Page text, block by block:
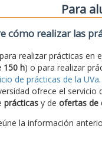
Para
cómo realizar las
realizar prácticas en
150 h) o para realizar
de prácticas de la UVa
ofrece el servicio
prácticasy de ofertas de
la información